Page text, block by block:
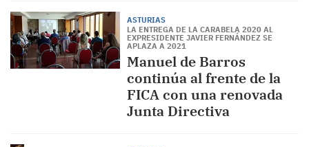
ASTURIAS
LA ENTREGA DE LA CARABELA 2020 AL
EXPRESIDENTE JAVIER FERNÁNDEZ SE
APLAZA A 2021
Manuel de Barros
continúa al frente de la
FICA con una renovada
Junta Directiva